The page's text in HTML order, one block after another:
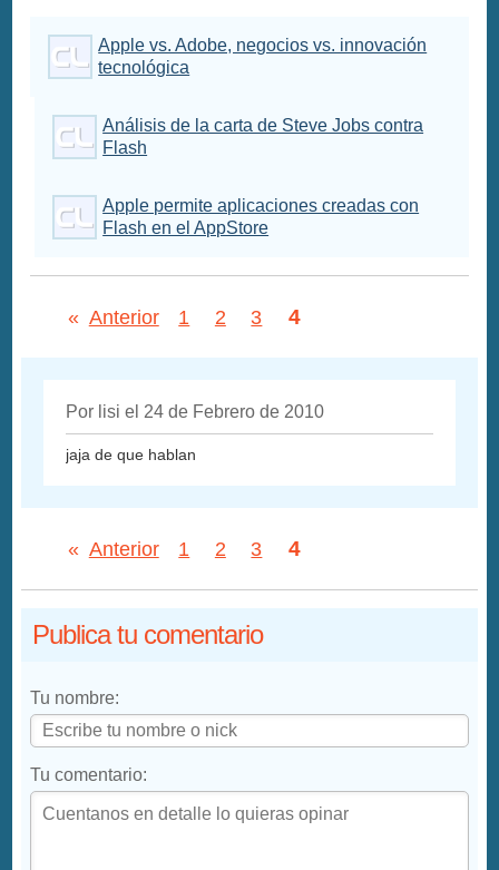
Apple vs. Adobe, negocios vs. innovación
tecnológica
Análisis de la carta de Steve Jobs contra
Flash
Apple permite aplicaciones creadas con
Flash en el AppStore
« Anterior 1 2 3 4
Por lisi el 24 de Febrero de 2010
jaja de que hablan
« Anterior 1 2 3 4
Publica tu comentario
Tu nombre:
Tu comentario: